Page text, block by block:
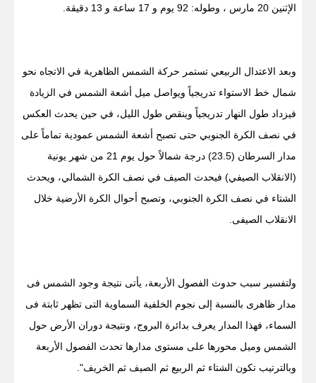
الإثنين 20 مارس ، وطوله: 92 يوم و 17 ساعة و 13 دقيقة.
وبعد الاعتدال الربيعي تستمر حركة الشمس الظاهرية في الاتجاه نحو
شمال خط الاستواء تدريجياً ويواصل ميل أشعة الشمس في الزيادة
فيزداد طول النهار تدريجياً وينقص طول الليل، في حين يحدث العكس
في نصف الكرة الجنوبي حتى تصبح أشعة الشمس عمودية تماماً على
مدار السرطان (23.5) درجة شمالاً حول يوم 21 من شهر يونية
(الانقلاب الصيفي) فيحدث الصيف في نصف الكرة الشمالي، ويحدث
الشتاء في نصف الكرة الجنوبي، وتصبح أحوال الكرة الأرضية خلال
الانقلاب الصيفى.
ولتفسير سبب حدوث الفصول الأربعة، يأتى نتيجة وجود الشمس فى
مدار ظاهرى بالنسبة إلى نجوم الخلفية السماوية التى تظهر ثابتة فى
السماء، فهذا المدار يعرف بدائرة البروج، ونتيجة دوران الأرض حول
الشمس وميل محورها على مستوى مدارها تحدث الفصول الأربعة
وبالترتيب تكون الشتاء ثم الربيع ثم الصيف ثم الخريف".